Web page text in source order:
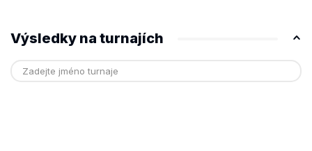
Výsledky na turnajích